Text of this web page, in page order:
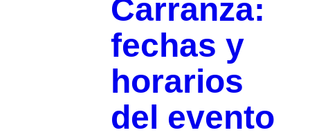
Carranza:
fechas y
horarios
del evento